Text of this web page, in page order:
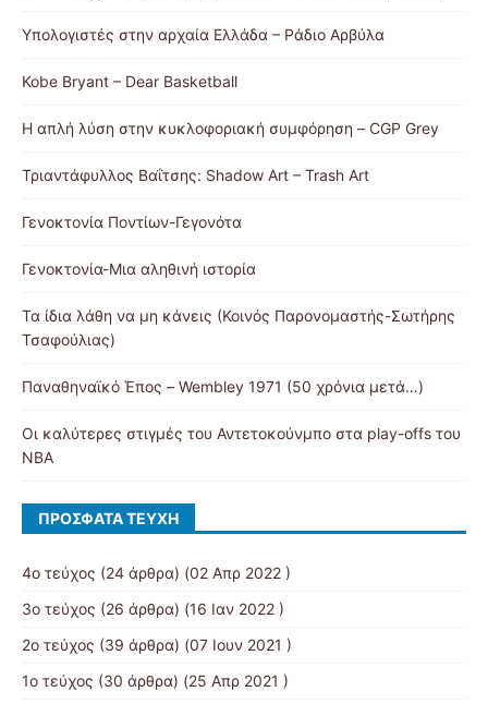
Υπολογιστές στην αρχαία Ελλάδα – Ράδιο Αρβύλα
Kobe Bryant – Dear Basketball
Η απλή λύση στην κυκλοφοριακή συμφόρηση – CGP Grey
Τριαντάφυλλος Βαΐτσης: Shadow Art – Trash Art
Γενοκτονία Ποντίων-Γεγονότα
Γενοκτονία-Μια αληθινή ιστορία
Τα ίδια λάθη να μη κάνεις (Κοινός Παρονομαστής-Σωτήρης
Τσαφούλιας)
Παναθηναϊκό Έπος – Wembley 1971 (50 χρόνια μετά…)
Οι καλύτερες στιγμές του Αντετοκούνμπο στα play-offs του
NBA
ΠΡΌΣΦΑΤΑ ΤΕΎΧΗ
4ο τεύχος (24 άρθρα) (02 Απρ 2022 )
3ο τεύχος (26 άρθρα) (16 Ιαν 2022 )
2ο τεύχος (39 άρθρα) (07 Ιουν 2021 )
1ο τεύχος (30 άρθρα) (25 Απρ 2021 )